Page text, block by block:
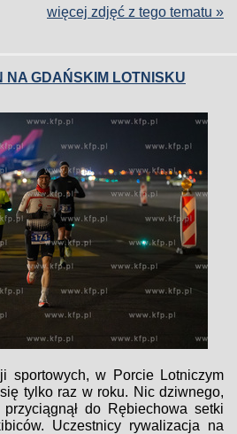
więcej zdjęć z tego tematu »
NA GDAŃSKIM LOTNISKU
sportowych, w Porcie Lotniczym
tylko raz w roku. Nic dziwnego,
do Rębiechowa setki
Uczestnicy rywalizacja na